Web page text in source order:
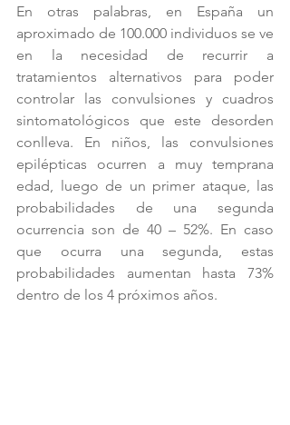
En otras palabras, en España un
aproximado de 100.000 individuos se ve
en la necesidad de recurrir a
tratamientos alternativos para poder
controlar las convulsiones y cuadros
sintomatológicos que este desorden
conlleva. En niños, las convulsiones
epilépticas ocurren a muy temprana
edad, luego de un primer ataque, las
probabilidades de una segunda
ocurrencia son de 40 – 52%. En caso
que ocurra una segunda, estas
probabilidades aumentan hasta 73%
dentro de los 4 próximos años.